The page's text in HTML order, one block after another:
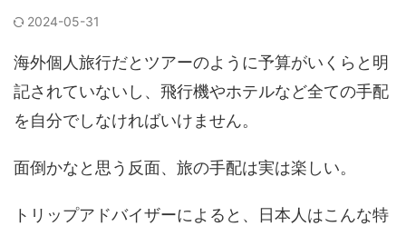
2024-05-31
海外個人旅行だとツアーのように予算がいくらと明
記されていないし、飛行機やホテルなど全ての手配
を自分でしなければいけません。
面倒かなと思う反面、旅の手配は実は楽しい。
トリップアドバイザーによると、日本人はこんな特